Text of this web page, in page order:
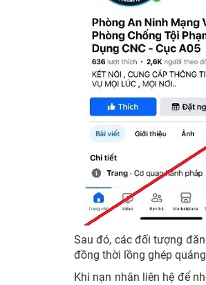
Sau đó, các đối tượng
đồng thời lồng ghép
Khi nạn nhân liên hệ để